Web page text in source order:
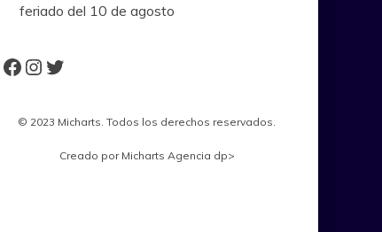
feriado del 10 de agosto
Facebook
Instagram
Twitter
© 2023 Micharts. Todos los derechos reservados.
Creado por Micharts Agencia dp>